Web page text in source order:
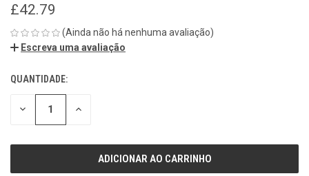
£42.79
(Ainda não há nenhuma avaliação)
Escreva uma avaliação
ESTOQUE
ATUAL:
QUANTIDADE:
REDUZIR REDUZIR